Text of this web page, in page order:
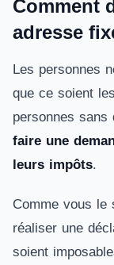
Comment
adresse
Les personnes
que ce soient
personnes
faire une
leurs impôts.
Comme vous le
réaliser une
soient